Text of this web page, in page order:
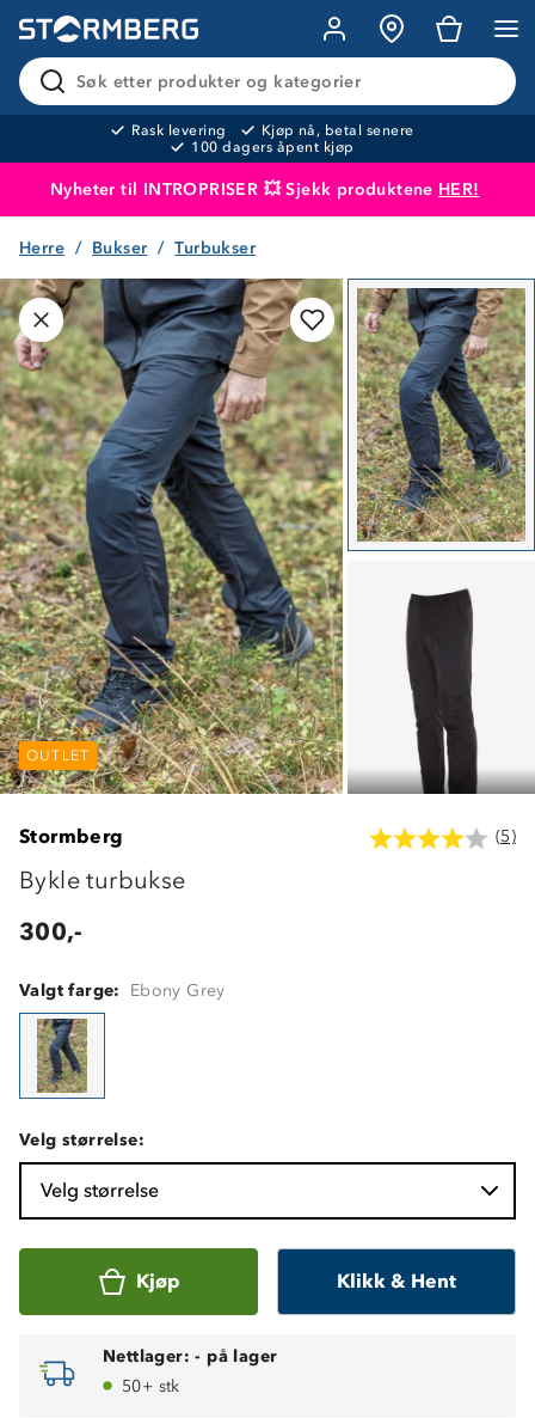
Søk etter produkter og kategorier
Rask levering
Kjøp nå, betal senere
100 dagers åpent kjøp
Nyheter til INTROPRISER 💥 Sjekk produktene HER!
Produktet er lagt i handlekurven
Herre Bukser Turbukser
OUTLET OUTLET
OUTLET
Stormberg (5)
Bykle turbukse
300,-
Valgt farge: Ebony Grey
Velg størrelse:
Velg størrelse
Kjøp Klikk & Hent
Nettlager: - på lager
50+ stk